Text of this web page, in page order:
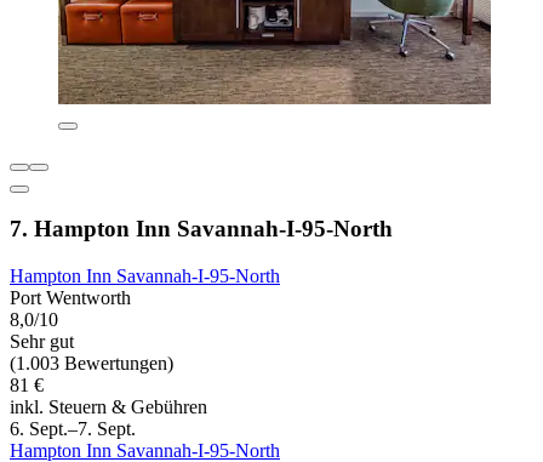
7. Hampton Inn Savannah-I-95-North
Hampton Inn Savannah-I-95-North
Port Wentworth
8,0/10
Sehr gut
(1.003 Bewertungen)
81 €
inkl. Steuern & Gebühren
6. Sept.–7. Sept.
Hampton Inn Savannah-I-95-North